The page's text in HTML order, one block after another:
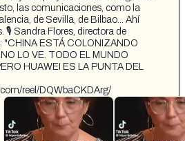
las comunicaciones, como la
de Sevilla, de Bilbao... Ahí
🎙 Sandra Flores, directora de
"CHINA ESTÁ COLONIZANDO
LO VE. TODO EL MUNDO
HUAWEI ES LA PUNTA DEL
reel/DQWbaCKDArg/